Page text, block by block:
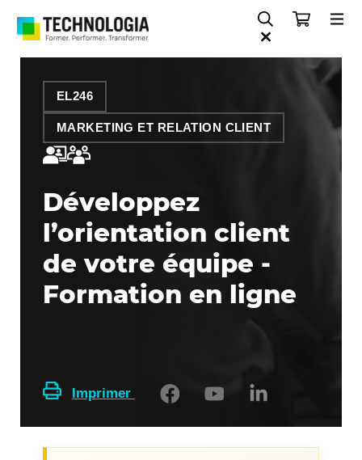
EL246
MARKETING ET RELATION CLIENT
Développez
l’orientation client
de votre équipe -
Formation en ligne
Imprimer